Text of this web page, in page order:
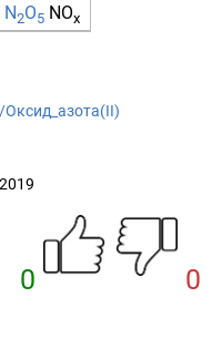
N2O5 NOx
0 0